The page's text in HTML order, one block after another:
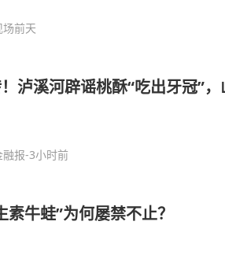
场前天
泸溪河辟谣桃酥“吃出牙冠”
融报-3小时前
素牛蛙”为何屡禁不止？